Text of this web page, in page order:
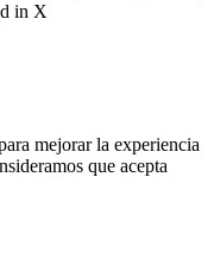
in X
mejorar la experiencia
que acepta